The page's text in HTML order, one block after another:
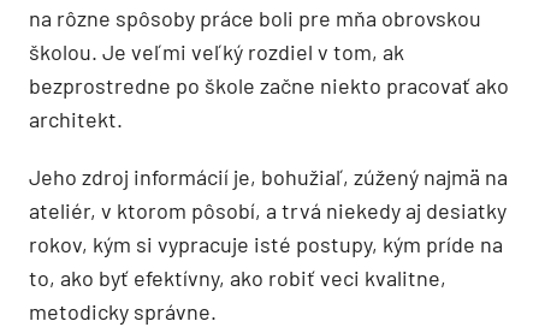
na rôzne spôsoby práce boli pre mňa obrovskou
školou. Je veľmi veľký rozdiel v tom, ak
bezprostredne po škole začne niekto pracovať ako
architekt.
Jeho zdroj informácií je, bohužiaľ, zúžený najmä na
ateliér, v ktorom pôsobí, a trvá niekedy aj desiatky
rokov, kým si vypracuje isté postupy, kým príde na
to, ako byť efektívny, ako robiť veci kvalitne,
metodicky správne.